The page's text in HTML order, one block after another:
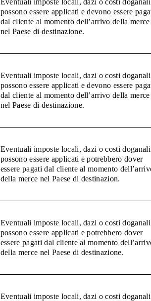
Eventuali imposte locali, dazi o costi doganali
possono essere applicati e devono essere
dal cliente al momento dell’arrivo della merce
nel Paese di destinazione.
Eventuali imposte locali, dazi o costi doganali
possono essere applicati e devono essere
dal cliente al momento dell’arrivo della merce
nel Paese di destinazione.
Eventuali imposte locali, dazi o costi doganali
possono essere applicati e potrebbero dover
essere pagati dal cliente al momento
della merce nel Paese di destinazion.
Eventuali imposte locali, dazi o costi doganali
possono essere applicati e potrebbero dover
essere pagati dal cliente al momento
della merce nel Paese di destinazione.
Eventuali imposte locali, dazi o costi doganali